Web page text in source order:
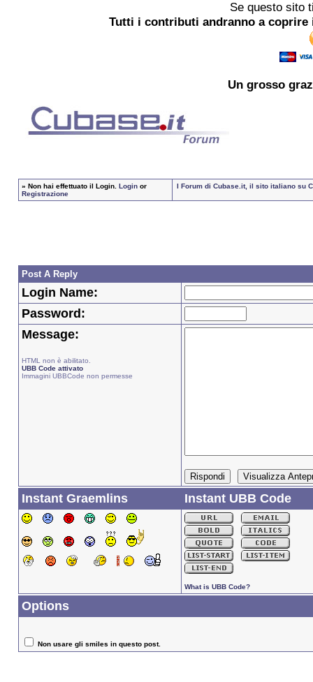
Se questo sito
Tutti i contributi andranno a
Un grosso
» Non hai effettuato il Login. Loginor
Registrazione
I Forum di Cubase.it, il sito italiano su
Post A Reply
Login Name:
Password:
Message:
HTML non è abilitato.
UBB Code attivato
Immagini UBBCode non permesse
Instant Graemlins Instant UBB Code
What is UBB Code?
Options
Non usare gli smiles in questo post.